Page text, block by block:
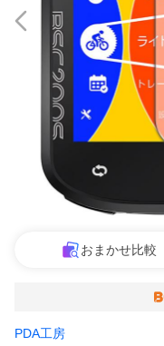
おまかせ比較
PDA工房